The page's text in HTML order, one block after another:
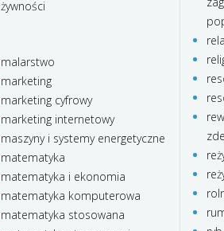
żywności
malarstwo
marketing
marketing cyfrowy
marketing internetowy
maszyny i systemy energetyczne
matematyka
matematyka i ekonomia
matematyka komputerowa
matematyka stosowana